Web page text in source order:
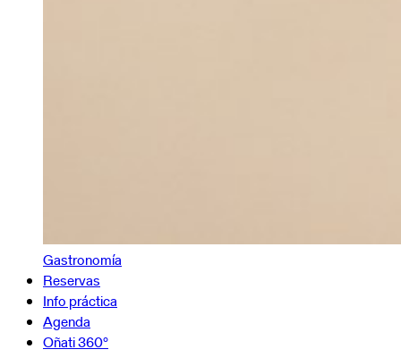
Gastronomía
Reservas
Info práctica
Agenda
Oñati 360º